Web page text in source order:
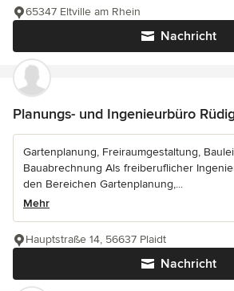
Nachricht
65347 Eltville am Rhein
Planungs- und Ingenieurbüro
Gartenplanung, Freiraumgestaltung,
Bauabrechnung Als freiberuflicher
den Bereichen Gartenplanung,...
Mehr
Nachricht
Hauptstraße 14, 56637 Plaidt